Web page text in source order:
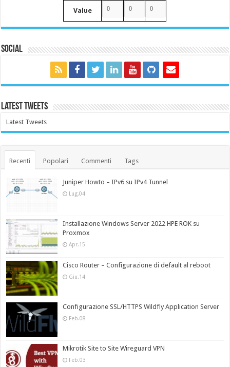
Value
Social
Latest Tweets
Latest Tweets
Recenti Popolari Commenti Tags
Juniper Howto – IPv6 su IPv4 Tunnel
Lug.04
Installazione Windows Server 2022 HPE ROK su
Proxmox
Apr.15
Cisco Router – Configurazione di default al reboot
Giu.14
Configurazione SSL/HTTPS Wildfly Application Server
Feb.08
Mikrotik Site to Site Wireguard VPN
Feb.03